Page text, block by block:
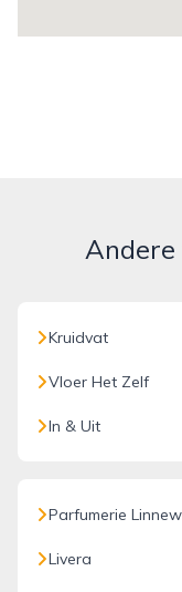
Andere
Kruidvat
Vloer Het Zelf
In & Uit
Parfumerie
Livera